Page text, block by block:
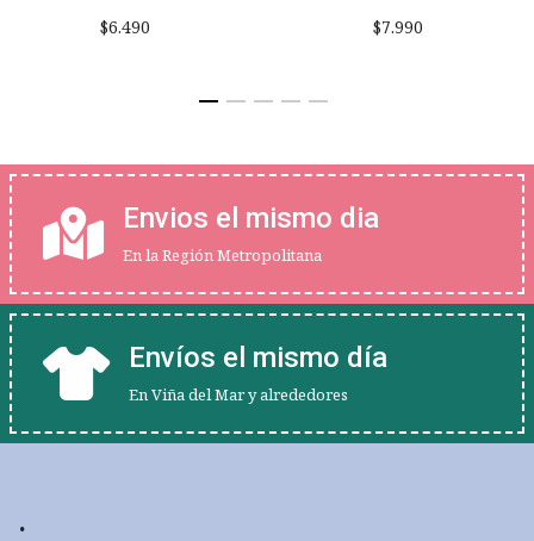
$6.490 $7.990
Envios el mismo dia
En la Región Metropolitana
Envíos el mismo día
En Viña del Mar y alrededores
.